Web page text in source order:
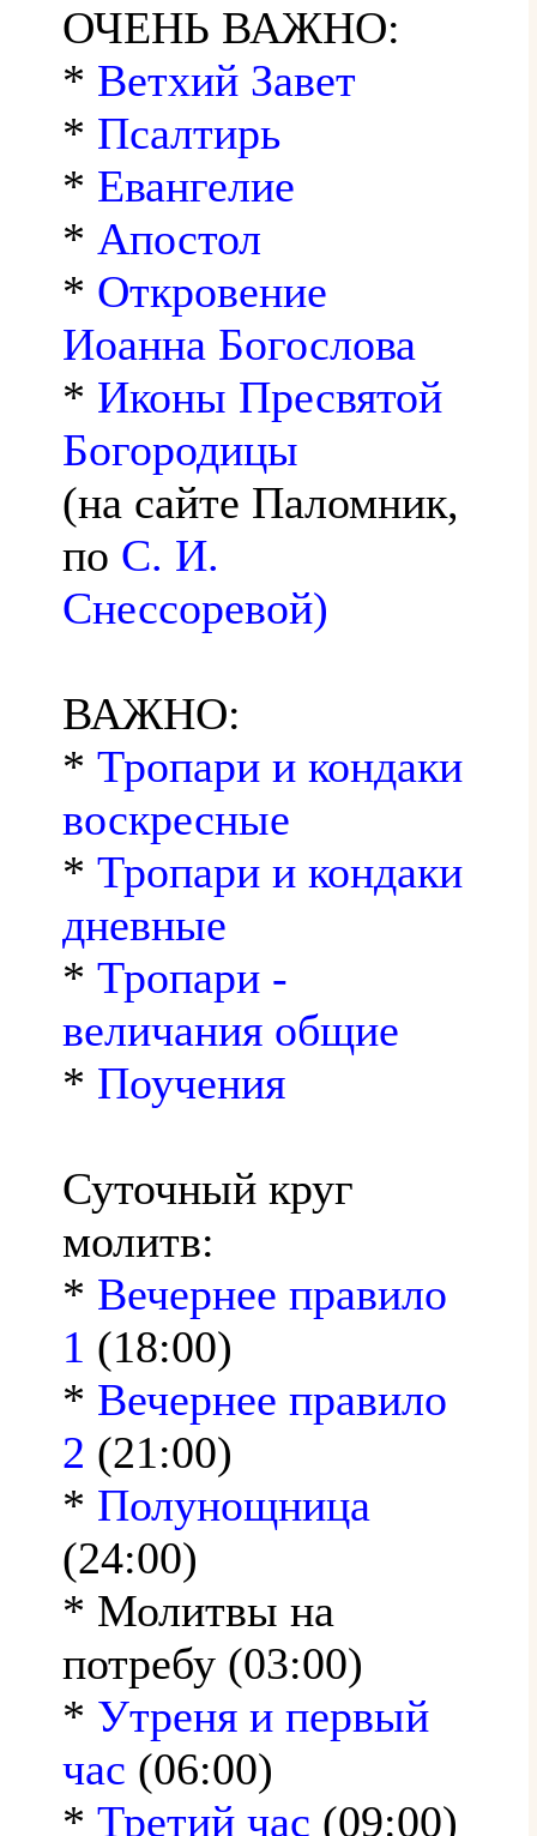
ОЧЕНЬ ВАЖНО:
* Ветхий Завет
* Псалтирь
* Евангелие
* Апостол
* Откровение
Иоанна Богослова
* Иконы Пресвятой
Богородицы
(на сайте Паломник,
по С. И.
Снессоревой)
ВАЖНО:
* Тропари и кондаки
воскресные
* Тропари и кондаки
дневные
* Тропари -
величания общие
* Поучения
Суточный круг
молитв:
* Вечернее правило
1 (18:00)
* Вечернее правило
2 (21:00)
* Полунощница
(24:00)
* Молитвы на
потребу (03:00)
* Утреня и первый
час (06:00)
* Третий час (09:00)